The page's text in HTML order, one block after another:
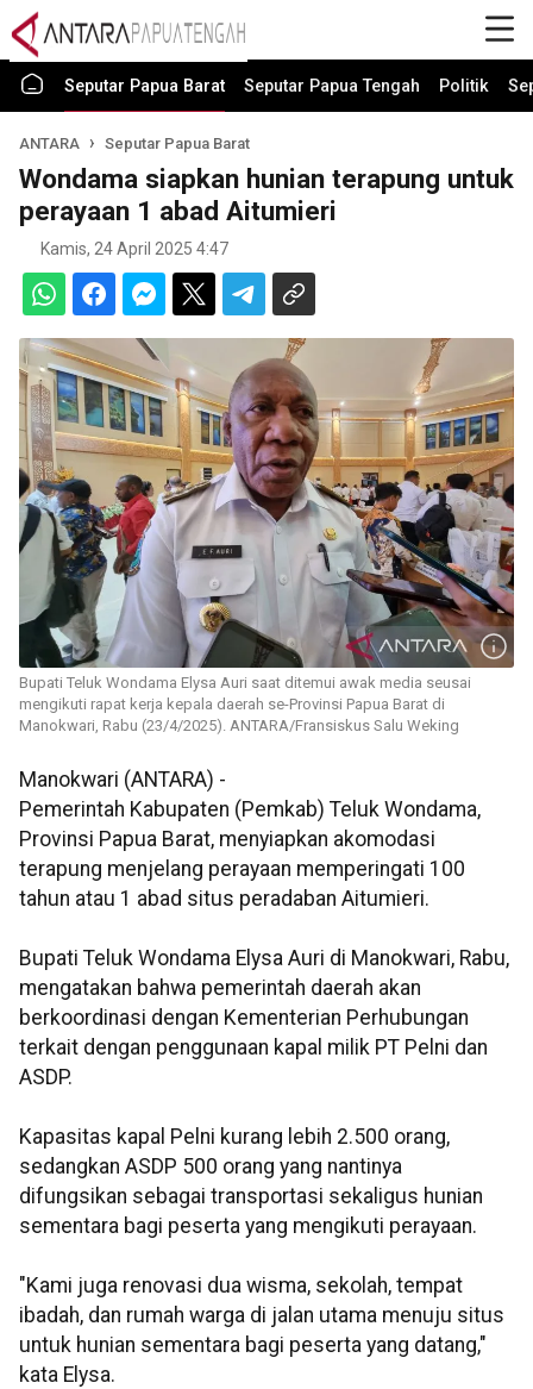
Seputar Papua Barat Seputar Papua Tengah Politik
ANTARA Seputar Papua Barat
Wondama siapkan hunian terapung untuk
perayaan 1 abad Aitumieri
Kamis, 24 April 2025 4:47
Bupati Teluk Wondama Elysa Auri saat ditemui awak media seusai
mengikuti rapat kerja kepala daerah se-Provinsi Papua Barat di
Manokwari, Rabu (23/4/2025). ANTARA/Fransiskus Salu Weking
Manokwari (ANTARA) -
Pemerintah Kabupaten (Pemkab) Teluk Wondama,
Provinsi Papua Barat, menyiapkan akomodasi
terapung menjelang perayaan memperingati 100
tahun atau 1 abad situs peradaban Aitumieri.
Bupati Teluk Wondama Elysa Auri di Manokwari, Rabu,
mengatakan bahwa pemerintah daerah akan
berkoordinasi dengan Kementerian Perhubungan
terkait dengan penggunaan kapal milik PT Pelni dan
ASDP.
Kapasitas kapal Pelni kurang lebih 2.500 orang,
sedangkan ASDP 500 orang yang nantinya
difungsikan sebagai transportasi sekaligus hunian
sementara bagi peserta yang mengikuti perayaan.
"Kami juga renovasi dua wisma, sekolah, tempat
ibadah, dan rumah warga di jalan utama menuju situs
untuk hunian sementara bagi peserta yang datang,"
kata Elysa.